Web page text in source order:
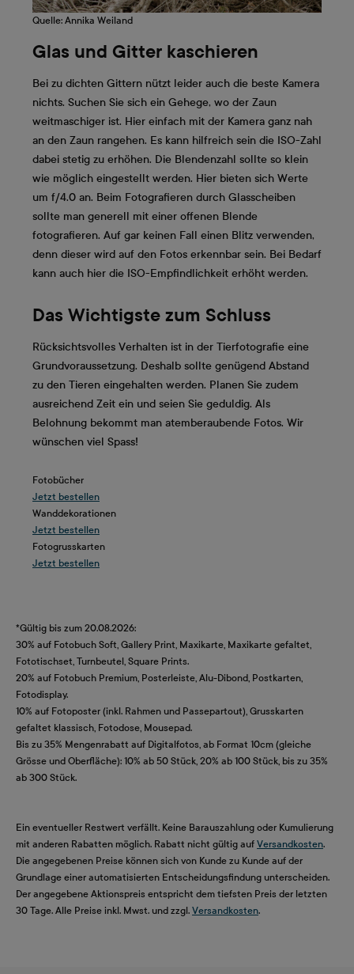
Quelle: Annika Weiland
Glas und Gitter kaschieren
Bei zu dichten Gittern nützt leider auch die beste Kamera
nichts. Suchen Sie sich ein Gehege, wo der Zaun
weitmaschiger ist. Hier einfach mit der Kamera ganz nah
an den Zaun rangehen. Es kann hilfreich sein die ISO-Zahl
dabei stetig zu erhöhen. Die Blendenzahl sollte so klein
wie möglich eingestellt werden. Hier bieten sich Werte
um f/4.0 an. Beim Fotografieren durch Glasscheiben
sollte man generell mit einer offenen Blende
fotografieren. Auf gar keinen Fall einen Blitz verwenden,
denn dieser wird auf den Fotos erkennbar sein. Bei Bedarf
kann auch hier die ISO-Empfindlichkeit erhöht werden.
Das Wichtigste zum Schluss
Rücksichtsvolles Verhalten ist in der Tierfotografie eine
Grundvoraussetzung. Deshalb sollte genügend Abstand
zu den Tieren eingehalten werden. Planen Sie zudem
ausreichend Zeit ein und seien Sie geduldig. Als
Belohnung bekommt man atemberaubende Fotos. Wir
wünschen viel Spass!
Fotobücher
Jetzt bestellen
Wanddekorationen
Jetzt bestellen
Fotogrusskarten
Jetzt bestellen
*Gültig bis zum 20.08.2026:
30% auf Fotobuch Soft, Gallery Print, Maxikarte, Maxikarte gefaltet,
Fototischset, Turnbeutel, Square Prints.
20% auf Fotobuch Premium, Posterleiste, Alu-Dibond, Postkarten,
Fotodisplay.
10% auf Fotoposter (inkl. Rahmen und Passepartout), Grusskarten
gefaltet klassisch, Fotodose, Mousepad.
Bis zu 35% Mengenrabatt auf Digitalfotos, ab Format 10cm (gleiche
Grösse und Oberfläche): 10% ab 50 Stück, 20% ab 100 Stück, bis zu 35%
ab 300 Stück.
Ein eventueller Restwert verfällt. Keine Barauszahlung oder Kumulierung
mit anderen Rabatten möglich. Rabatt nicht gültig auf Versandkosten.
Die angegebenen Preise können sich von Kunde zu Kunde auf der
Grundlage einer automatisierten Entscheidungsfindung unterscheiden.
Der angegebene Aktionspreis entspricht dem tiefsten Preis der letzten
30 Tage. Alle Preise inkl. Mwst. und zzgl. Versandkosten.